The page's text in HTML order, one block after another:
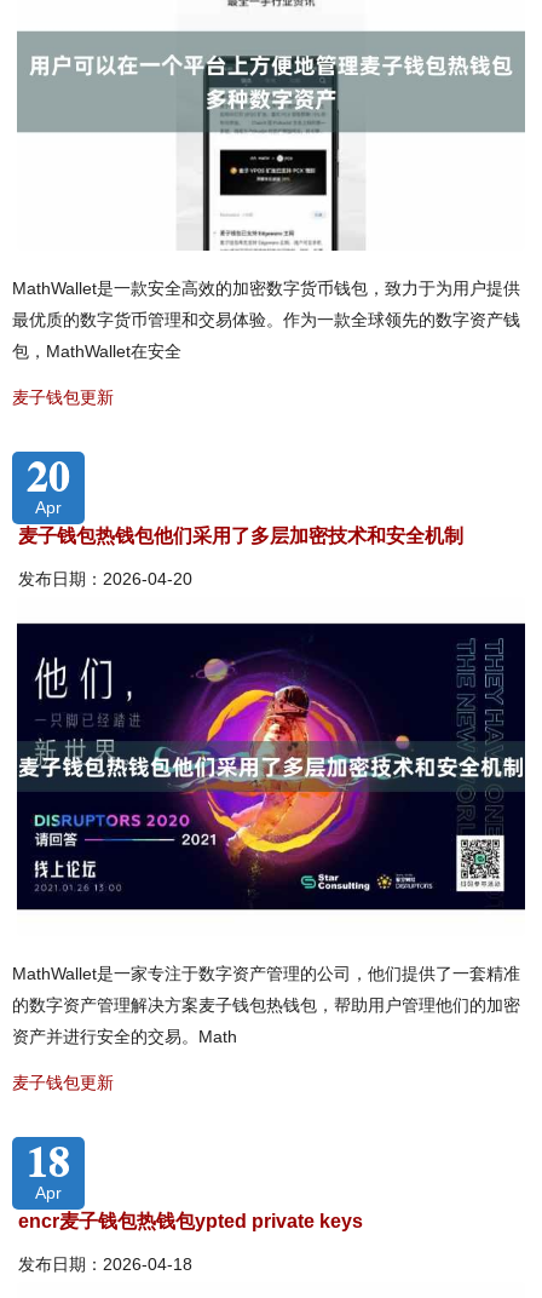
MathWallet是一款安全高效的加密数字货币钱包，致力于为用户提供
最优质的数字货币管理和交易体验。作为一款全球领先的数字资产钱
包，MathWallet在安全
麦子钱包更新
20
Apr
麦子钱包热钱包他们采用了多层加密技术和安全机制
发布日期：2026-04-20
MathWallet是一家专注于数字资产管理的公司，他们提供了一套精准
的数字资产管理解决方案麦子钱包热钱包，帮助用户管理他们的加密
资产并进行安全的交易。Math
麦子钱包更新
18
Apr
encr麦子钱包热钱包ypted private keys
发布日期：2026-04-18